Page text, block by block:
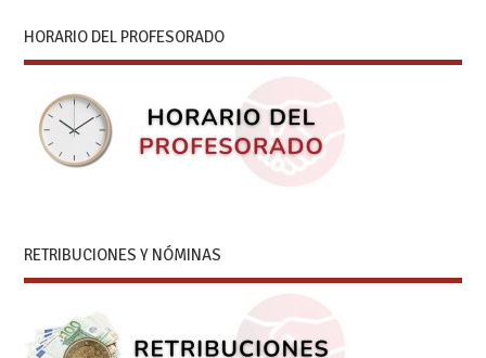
HORARIO DEL PROFESORADO
RETRIBUCIONES Y NÓMINAS